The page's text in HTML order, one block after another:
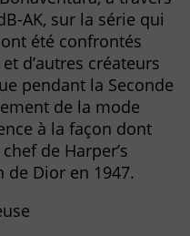
AK, sur la série qui
été confrontés
d’autres créateurs
pendant la Seconde
de la mode
à la façon dont
de Harper’s
de Dior en 1947.